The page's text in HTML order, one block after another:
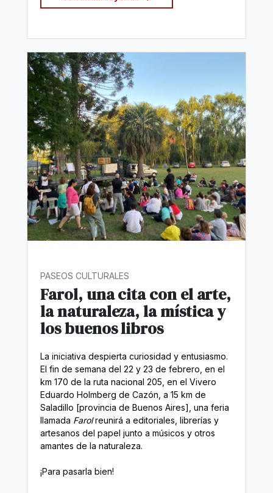
PASEOS CULTURALES
Farol, una cita con el arte,
la naturaleza, la mística y
los buenos libros
La iniciativa despierta curiosidad y entusiasmo.
El fin de semana del 22 y 23 de febrero, en el
km 170 de la ruta nacional 205, en el Vivero
Eduardo Holmberg de Cazón, a 15 km de
Saladillo [provincia de Buenos Aires], una feria
llamada Farolreunirá a editoriales, librerías y
artesanos del papel junto a músicos y otros
amantes de la naturaleza.
¡Para pasarla bien!